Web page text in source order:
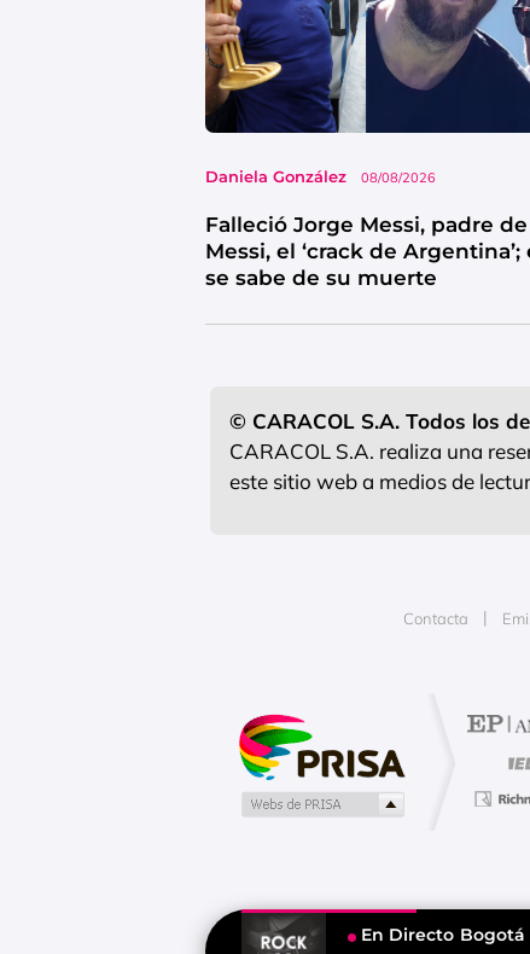
Daniela González 08/08/2026
Falleció Jorge Messi, padre
Messi, el ‘crack de Argentina’;
se sabe de su muerte
© CARACOL S.A. Todos los
CARACOL S.A. realiza una
este sitio web a medios de
Contacta
Publicidad En Directo Bogotá